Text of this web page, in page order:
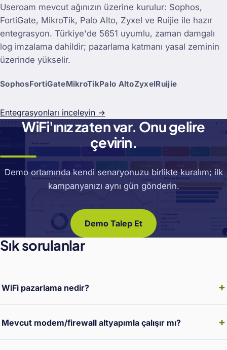
Useroam mevcut ağınızın üzerine kurulur: Sophos,
FortiGate, MikroTik, Palo Alto, Zyxel ve Ruijie ile hazır
entegrasyon. Türkiye'de 5651 uyumlu, zaman damgalı
log imzalama dahildir; pazarlama katmanı yasal zeminin
üzerinde yükselir.
SophosFortiGateMikroTikPalo AltoZyxelRuijie
Entegrasyonları inceleyin →
WiFi'ınız zaten var. Onu gelire
çevirin.
Demo ortamında kendi senaryonuzu birlikte kuralım; ilk
kampanyanızı aynı gün gönderin.
Demo Talep Et
Sık sorulanlar
WiFi pazarlama nedir?
Mevcut modem/firewall altyapımla çalışır mı?